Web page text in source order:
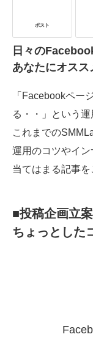
ポスト
日々の
あなたにオスス
「Facebookペー
る・・」という運
これまでの
運用のコツやイン
当てはまる記事
■投稿企画立
ちょっとした